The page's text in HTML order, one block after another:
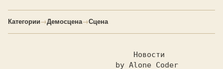
Категории→Демосцена→Сцена